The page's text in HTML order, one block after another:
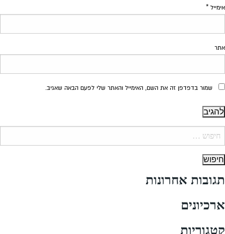
אימייל *
אתר
שמור בדפדפן זה את השם, האימייל והאתר שלי לפעם הבאה שאגיב.
תגובות אחרונות
ארכיונים
קטגוריות